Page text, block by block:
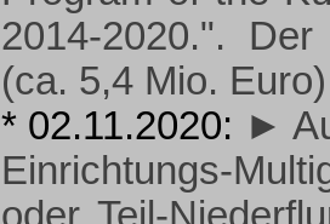
2014-2020.".
(ca. 5,4 Mio.
* 02.11.2020: ►
Einrichtungs-